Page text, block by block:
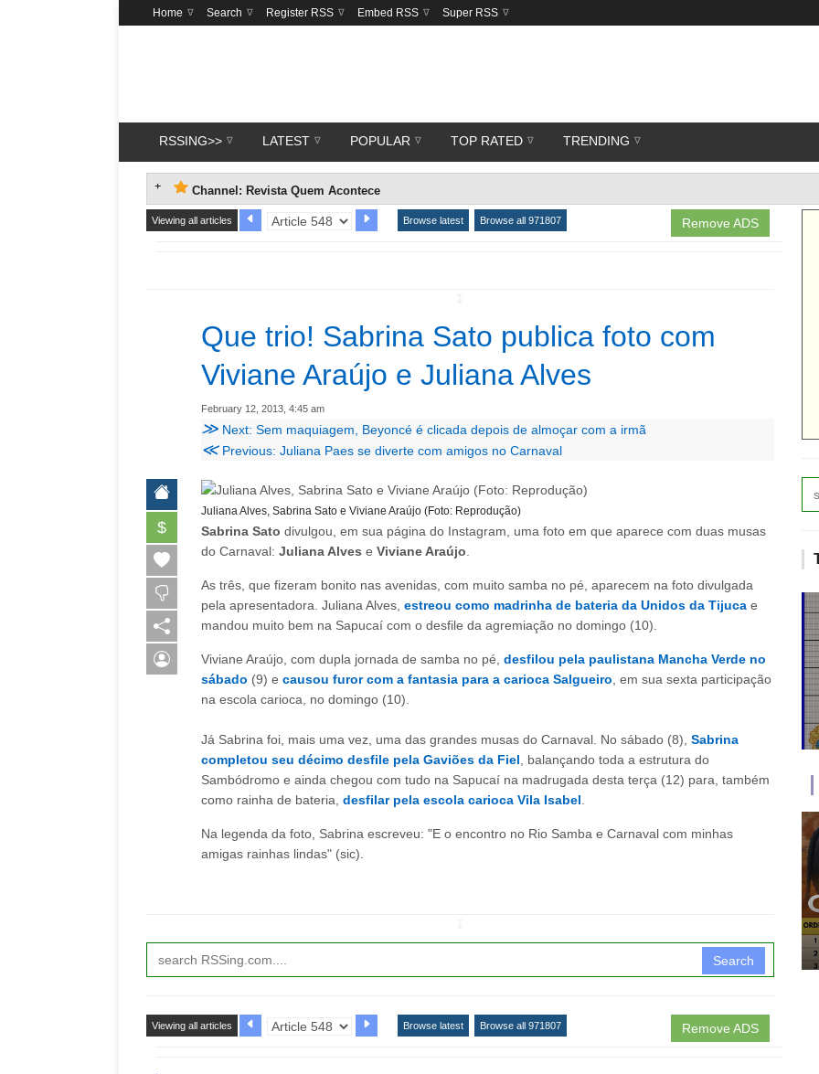
Home Search Register RSS Embed RSS Super RSS
RSSING>> LATEST POPULAR TOP RATED TRENDING
Channel: Revista Quem Acontece
Remove ADS
Viewing all articles Browse latest Browse all 971807
Que trio! Sabrina Sato publica foto com
Viviane Araújo e Juliana Alves
February 12, 2013, 4:45 am
≫ Next: Sem maquiagem, Beyoncé é clicada depois de almoçar com a irmã
≪Previous: Juliana Paes se diverte com amigos no Carnaval
$
Juliana Alves, Sabrina Sato e Viviane Araújo (Foto: Reprodução)
Sabrina Sato divulgou, em sua página do Instagram, uma foto em que aparece com duas musas
do Carnaval: Juliana Alves e Viviane Araújo
As três, que fizeram bonito nas avenidas, com muito samba no pé, aparecem na foto divulgada
pela apresentadora. Juliana Alves, estreou como madrinha de bateria da Unidos da Tijuca e
mandou muito bem na Sapucaí com o desfile da agremiação no domingo (10).
Viviane Araújo, com dupla jornada de samba no pé, desfilou pela paulistana Mancha Verde no
sábado (9) e causou furor com a fantasia para a carioca Salgueiro , em sua sexta participação
na escola carioca, no domingo (10).
Já Sabrina foi, mais uma vez, uma das grandes musas do Carnaval. No sábado (8), Sabrina
completou seu décimo desfile pela Gaviões da Fiel , balançando toda a estrutura do
Sambódromo e ainda chegou com tudo na Sapucaí na madrugada desta terça (12) para, também
como rainha de bateria, desfilar pela escola carioca Vila Isabel
Na legenda da foto, Sabrina escreveu: "E o encontro no Rio Samba e Carnaval com minhas
amigas rainhas lindas" (sic).
Search
Remove ADS
Viewing all articles Browse latest Browse all 971807